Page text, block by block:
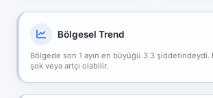
Bölgesel Trend
Bölgede son 1 ayın en büyüğü 3.3 şiddetindeydi.
şok veya artçı olabilir.